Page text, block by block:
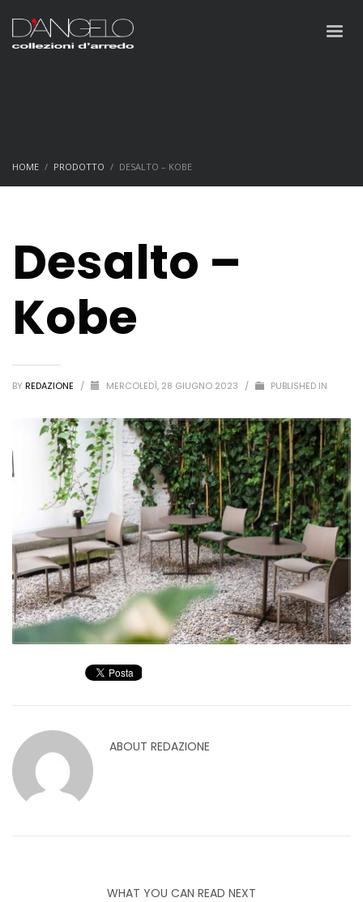
HOME PRODOTTO DESALTO – KOBE
Desalto –
Kobe
BY REDAZIONE / MERCOLEDÌ, 28 GIUGNO 2023 / PUBLISHED IN
ABOUT REDAZIONE
WHAT YOU CAN READ NEXT